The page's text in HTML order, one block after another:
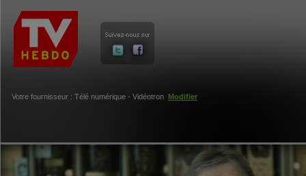
Votre fournisseur : Télé numérique - Vidéotron Modifier